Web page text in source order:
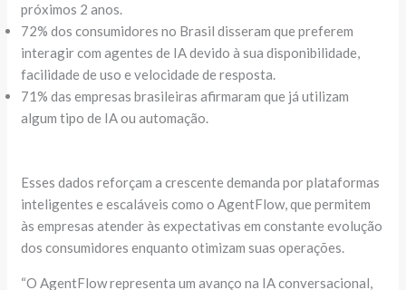
próximos 2 anos.
72% dos consumidores no Brasil disseram que preferem
interagir com agentes de IA devido à sua disponibilidade,
facilidade de uso e velocidade de resposta.
71% das empresas brasileiras afirmaram que já utilizam
algum tipo de IA ou automação.
Esses dados reforçam a crescente demanda por plataformas
inteligentes e escaláveis como o AgentFlow, que permitem
às empresas atender às expectativas em constante evolução
dos consumidores enquanto otimizam suas operações.
“O AgentFlow representa um avanço na IA conversacional,